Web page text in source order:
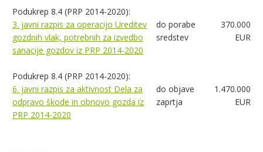
Podukrep 8.4 (PRP 2014-2020):
3. javni razpis za operacijo Ureditev
gozdnih vlak, potrebnih za izvedbo
sanacije gozdov iz PRP 2014-2020
do porabe
sredstev
370.000
EUR
Podukrep 8.4 (PRP 2014-2020):
6. javni razpis za aktivnost Dela za
odpravo škode in obnovo gozda iz
PRP 2014-2020
do objave
zaprtja
1.470.000
EUR